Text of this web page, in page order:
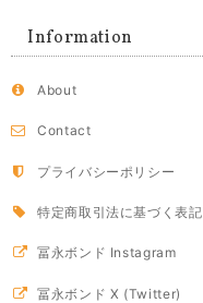
Information
About
Contact
プライバシーポリシー
特定商取引法に基づく表記
冨永ボンド Instagram
冨永ボンド X (Twitter)